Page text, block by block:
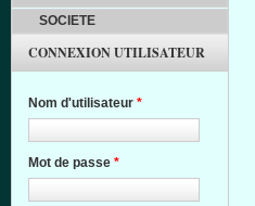
SOCIETE
CONNEXION UTILISATEUR
Nom d'utilisateur *
Mot de passe *